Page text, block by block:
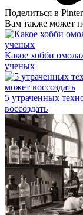
Поделиться в
Вам также может
Какое хобби
ученых
5 утраченных
воссоздать